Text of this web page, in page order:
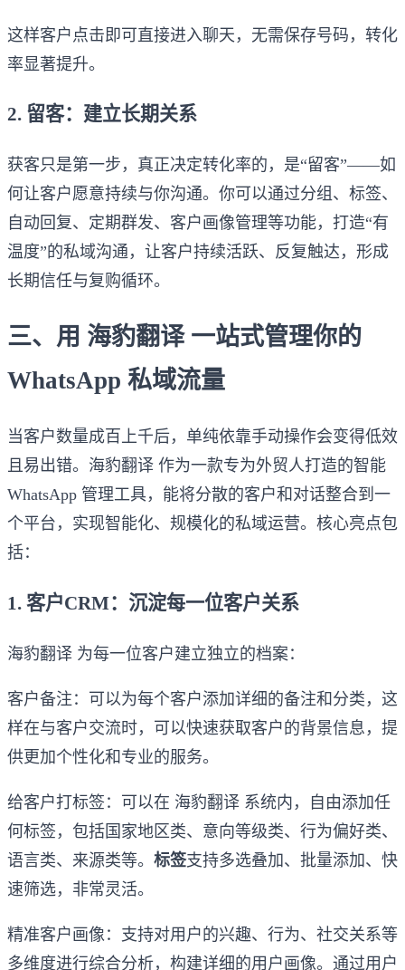
这样客户点击即可直接进入聊天，无需保存号码，转化
率显著提升。
2. 留客：建立长期关系
获客只是第一步，真正决定转化率的，是“留客”——如
何让客户愿意持续与你沟通。你可以通过分组、标签、
自动回复、定期群发、客户画像管理等功能，打造“有
温度”的私域沟通，让客户持续活跃、反复触达，形成
长期信任与复购循环。
三、用 海豹翻译 一站式管理你的
WhatsApp 私域流量
当客户数量成百上千后，单纯依靠手动操作会变得低效
且易出错。海豹翻译 作为一款专为外贸人打造的智能
WhatsApp 管理工具，能将分散的客户和对话整合到一
个平台，实现智能化、规模化的私域运营。核心亮点包
括：
1. 客户CRM：沉淀每一位客户关系
海豹翻译 为每一位客户建立独立的档案：
客户备注：可以为每个客户添加详细的备注和分类，这
样在与客户交流时，可以快速获取客户的背景信息，提
供更加个性化和专业的服务。
给客户打标签：可以在 海豹翻译 系统内，自由添加任
何标签，包括国家地区类、意向等级类、行为偏好类、
语言类、来源类等。 标签支持多选叠加、批量添加、快
速筛选，非常灵活。
精准客户画像：支持对用户的兴趣、行为、社交关系等
多维度进行综合分析，构建详细的用户画像。通过用户